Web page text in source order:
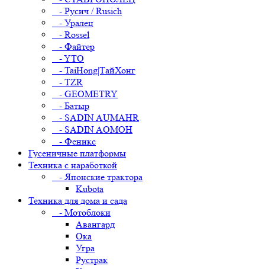
- Русич / Rusich
- Уралец
- Rossel
- Файтер
- YTO
- TaiHong|ТайХонг
- TZR
- GEOMETRY
- Батыр
- SADIN AUMAHR
- SADIN AOMOH
- Феникс
Гусеничные платформы
Техника с наработкой
- Японские трактора
Kubota
Техника для дома и сада
- Мотоблоки
Авангард
Ока
Угра
Рустрак